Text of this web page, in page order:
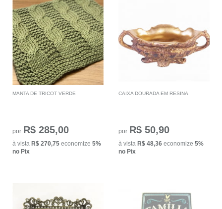
MANTA DE TRICOT VERDE
por R$ 285,00
à vista R$ 270,75 economize 5%
no Pix
CAIXA DOURADA EM RESINA
por R$ 50,90
à vista R$ 48,36 economize 5%
no Pix